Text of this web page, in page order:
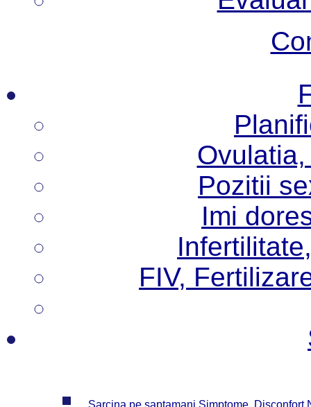
Pozitii
Imi
FIV,
Sarcina pe saptamani Simptome, Disconfort